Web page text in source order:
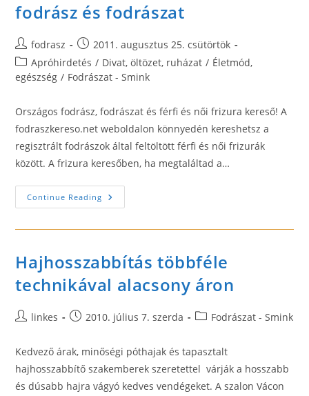
fodrász és fodrászat
Post
author:
fodrasz
Post
published:
2011. augusztus 25. csütörtök
Post
category:
Apróhirdetés / Divat, öltözet, ruházat / Életmód,
egészség / Fodrászat - Smink
Országos fodrász, fodrászat és férfi és női frizura kereső! A
fodraszkereso.net weboldalon könnyedén kereshetsz a
regisztrált fodrászok által feltöltött férfi és női frizurák
között. A frizura keresőben, ha megtaláltad a…
Continue Reading Fodrász
És
Hajhosszabbítás többféle
technikával alacsony áron
Postlinkes
Post2010. július 7. szerda
PostFodrászat - Smink
Kedvező árak, minőségi póthajak és tapasztalt
hajhosszabbítő szakemberek szeretettel várják a hosszabb
és dúsabb hajra vágyó kedves vendégeket. A szalon Vácon